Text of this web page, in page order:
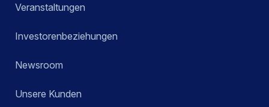
Veranstaltungen
Investorenbeziehungen
Newsroom
Unsere Kunden